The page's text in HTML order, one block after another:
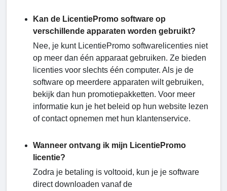
Kan de LicentiePromo software op
verschillende apparaten worden gebruikt?
Nee, je kunt LicentiePromo softwarelicenties niet
op meer dan één apparaat gebruiken. Ze bieden
licenties voor slechts één computer. Als je de
software op meerdere apparaten wilt gebruiken,
bekijk dan hun promotiepakketten. Voor meer
informatie kun je het beleid op hun website lezen
of contact opnemen met hun klantenservice.
Wanneer ontvang ik mijn LicentiePromo
licentie?
Zodra je betaling is voltooid, kun je je software
direct downloaden vanaf de